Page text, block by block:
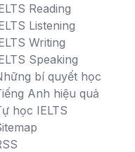
Reading
Listening
Writing
Speaking
bí quyết học
Anh hiệu quả
học IELTS